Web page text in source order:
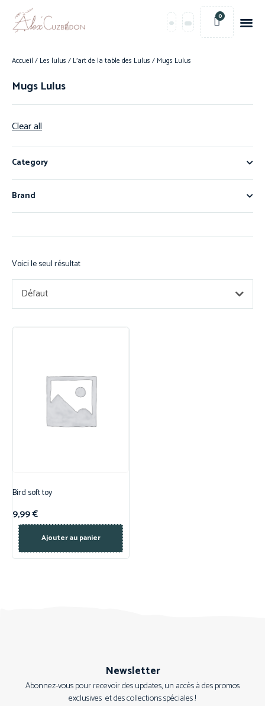
0
Accueil / Les lulus / L'art de la table des Lulus / Mugs Lulus
Mugs Lulus
Clear all
Category
Brand
Voici le seul résultat
Défaut
Bird soft toy
9,99€
Ajouter au panier
Newsletter
Abonnez-vous pour recevoir des updates, un accès à des promos
exclusives et des collections spéciales !